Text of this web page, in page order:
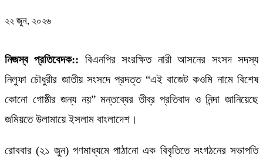
২২ জুন, ২০২৬
নিজস্ব প্রতিবেদক:: বিএনপির সংরক্ষিত নারী আসনের সংসদ সদস্য
নিলুফা চৌধুরীর জাতীয় সংসদে প্রদত্ত “এই বাজেট কওমি নামে বিশেষ
কোনো গোষ্ঠীর জন্য নয়” মন্তব্যের তীব্র প্রতিবাদ ও নিন্দা জানিয়েছে
জমিয়তে উলামায়ে ইসলাম বাংলাদেশ।
রোববার (২১ জুন) গণমাধ্যমে পাঠানো এক বিবৃতিতে সংগঠনের সভাপতি